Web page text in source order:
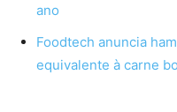
ano
Foodtech anuncia
equivalente à carne